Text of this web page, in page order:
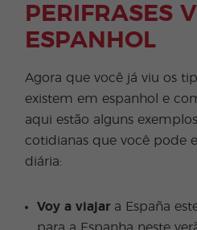
PERIFRASES
ESPANHOL
Agora que você já viu os
existem em espanhol e
aqui estão alguns
cotidianas que você pode
diária:
Voy a viajar a España